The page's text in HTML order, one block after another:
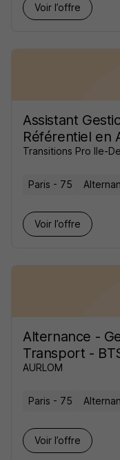
Voir l’offre
Assistant
Référentiel en
Transitions Pro Ile-
Paris - 75
Voir l’offre
Alternance -
Transport -
AURLOM
Paris - 75
Voir l’offre